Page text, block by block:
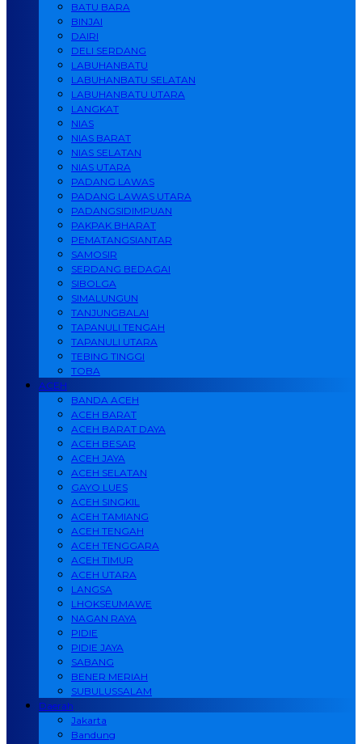
BATU BARA
BINJAI
DAIRI
DELI SERDANG
LABUHANBATU
LABUHANBATU SELATAN
LABUHANBATU UTARA
LANGKAT
NIAS
NIAS BARAT
NIAS SELATAN
NIAS UTARA
PADANG LAWAS
PADANG LAWAS UTARA
PADANGSIDIMPUAN
PAKPAK BHARAT
PEMATANGSIANTAR
SAMOSIR
SERDANG BEDAGAI
SIBOLGA
SIMALUNGUN
TANJUNGBALAI
TAPANULI TENGAH
TAPANULI UTARA
TEBING TINGGI
TOBA
ACEH
BANDA ACEH
ACEH BARAT
ACEH BARAT DAYA
ACEH BESAR
ACEH JAYA
ACEH SELATAN
GAYO LUES
ACEH SINGKIL
ACEH TAMIANG
ACEH TENGAH
ACEH TENGGARA
ACEH TIMUR
ACEH UTARA
LANGSA
LHOKSEUMAWE
NAGAN RAYA
PIDIE
PIDIE JAYA
SABANG
BENER MERIAH
SUBULUSSALAM
Daerah
Jakarta
Bandung